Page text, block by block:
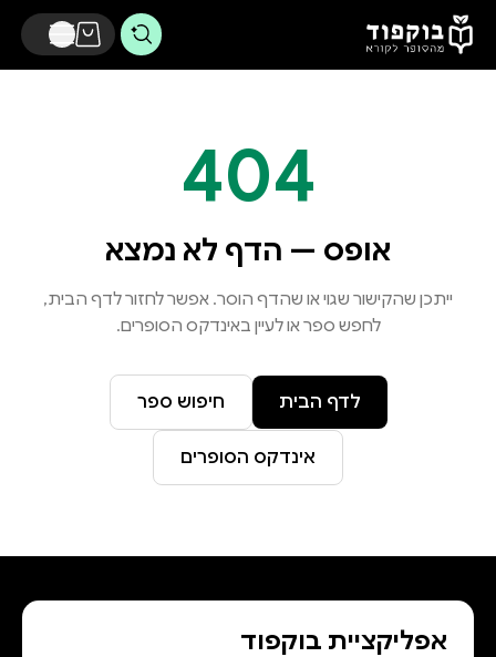
דלג לתוכן הראשי
404
אופס — הדף לא נמצא
ייתכן שהקישור שגוי או שהדף הוסר. אפשר לחזור לדף הבית,
לחפש ספר או לעיין באינדקס הסופרים.
לדף הבית חיפוש ספר
אינדקס הסופרים
אפליקציית בוקפוד